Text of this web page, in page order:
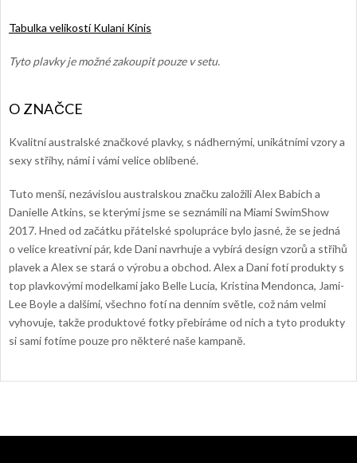
Tabulka velikostí Kulani Kinis
Tyto plavky je možné zakoupit pouze v setu.
Kvalitní australské značkové plavky, s nádhernými, unikátními vzory a
sexy střihy, námi i vámi velice oblíbené.
Tuto menší, nezávislou australskou značku založili Alex Babich a
Danielle Atkins, se kterými jsme se seznámili na Miami SwimShow
2017. Hned od začátku přátelské spolupráce bylo jasné, že se jedná
o velice kreativní pár, kde Dani navrhuje a vybírá design vzorů a střihů
plavek a Alex se stará o výrobu a obchod. Alex a Dani fotí produkty s
top plavkovými modelkami jako Belle Lucia, Kristina Mendonca, Jami-
Lee Boyle a dalšími, všechno fotí na denním světle, což nám velmi
vyhovuje, takže produktové fotky přebíráme od nich a tyto produkty
si sami fotíme pouze pro některé naše kampaně.